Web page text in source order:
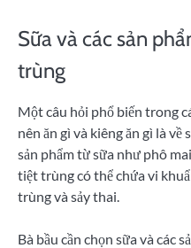
Sữa và các sản
trùng
Một câu hỏi phổ biến trong
nên ăn gì và kiêng ăn gì là về
sản phẩm từ sữa như phô
tiệt trùng có thể chứa vi
trùng và sảy thai.
Bà bầu cần chọn sữa và các